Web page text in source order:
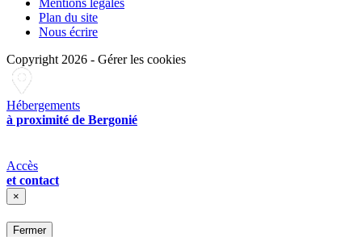
Plan du site
Nous écrire
Copyright 2026 - Gérer les cookies
Hébergements
à proximité de Bergonié
Accès
et contact
×
Fermer